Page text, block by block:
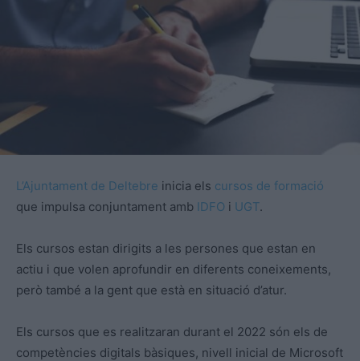
L’Ajuntament de Deltebre inicia els cursos de formació
que impulsa conjuntament amb IDFO i UGT.
Els cursos estan dirigits a les persones que estan en
actiu i que volen aprofundir en diferents coneixements,
però també a la gent que està en situació d’atur.
Els cursos que es realitzaran durant el 2022 són els de
competències digitals bàsiques, nivell inicial de Microsoft